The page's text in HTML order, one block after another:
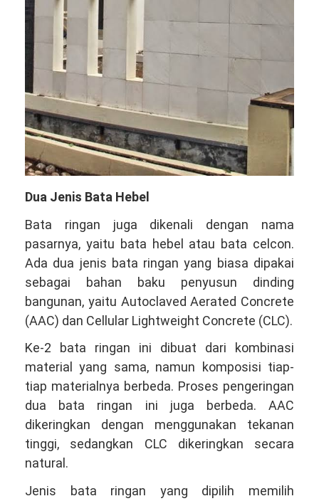
Dua Jenis Bata Hebel
Bata ringan juga dikenali dengan nama
pasarnya, yaitu bata hebel atau bata celcon.
Ada dua jenis bata ringan yang biasa dipakai
sebagai bahan baku penyusun dinding
bangunan, yaitu Autoclaved Aerated Concrete
(AAC) dan Cellular Lightweight Concrete (CLC).
Ke-2 bata ringan ini dibuat dari kombinasi
material yang sama, namun komposisi tiap-
tiap materialnya berbeda. Proses pengeringan
dua bata ringan ini juga berbeda. AAC
dikeringkan dengan menggunakan tekanan
tinggi, sedangkan CLC dikeringkan secara
natural.
Jenis bata ringan yang dipilih memilih